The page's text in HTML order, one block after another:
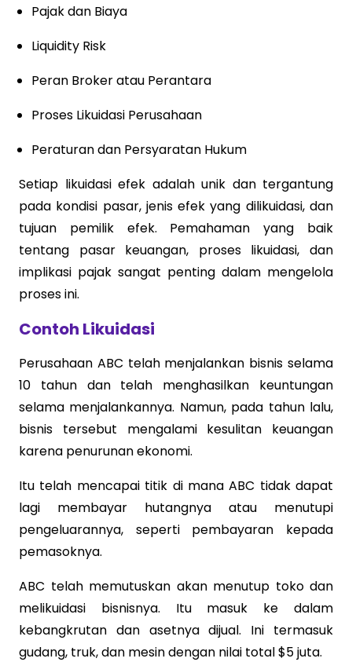
Pajak dan Biaya
Liquidity Risk
Peran Broker atau Perantara
Proses Likuidasi Perusahaan
Peraturan dan Persyaratan Hukum
Setiap likuidasi efek adalah unik dan tergantung
pada kondisi pasar, jenis efek yang dilikuidasi, dan
tujuan pemilik efek. Pemahaman yang baik
tentang pasar keuangan, proses likuidasi, dan
implikasi pajak sangat penting dalam mengelola
proses ini.
Contoh Likuidasi
Perusahaan ABC telah menjalankan bisnis selama
10 tahun dan telah menghasilkan keuntungan
selama menjalankannya. Namun, pada tahun lalu,
bisnis tersebut mengalami kesulitan keuangan
karena penurunan ekonomi.
Itu telah mencapai titik di mana ABC tidak dapat
lagi membayar hutangnya atau menutupi
pengeluarannya, seperti pembayaran kepada
pemasoknya.
ABC telah memutuskan akan menutup toko dan
melikuidasi bisnisnya. Itu masuk ke dalam
kebangkrutan dan asetnya dijual. Ini termasuk
gudang, truk, dan mesin dengan nilai total $5 juta.